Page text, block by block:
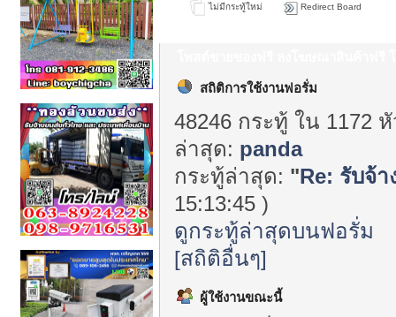
ไม่มีกระทู้ใหม่ Redirect Board
แหล่งรวมของสะสม มากมายให้เลือกซื้
สถิติการใช้งานฟอรั่ม
48246 กระทู้ ใน 1172
ล่าสุด: panda
กระทู้ล่าสุด: "Re: รับจ้
15:13:45 )
ดูกระทู้ล่าสุดบนฟอรั่ม
[สถิติอื่นๆ]
ผู้ใช้งานขณะนี้